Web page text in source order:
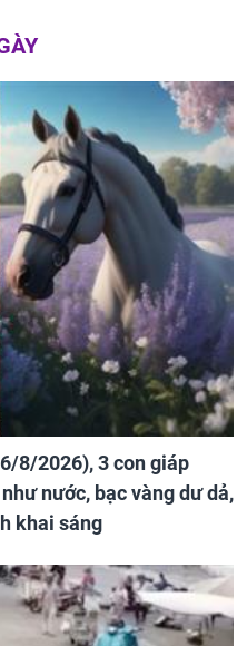
8/2026), 3 con giáp
nước, bạc vàng dư dả,
khai sáng